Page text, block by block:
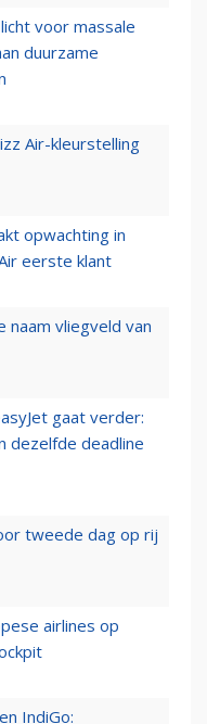
voor massale
duurzame
Air-kleurstelling
opwachting in
eerste klant
naam vliegveld van
gaat verder:
dezelfde deadline
tweede dag op rij
airlines op
IndiGo: